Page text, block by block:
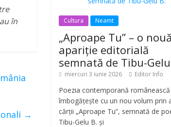
în
→
Cultura Neamt
„Aproape Tu” – o nouă
apariție editorială
semnată de Tibu-
miercuri 3 iunie 2026 Editor Info
Poezia contemporană românească
îmbogățește cu un nou volum prin
cărții „Aproape Tu”, semnată de
Tibu-Gelu B. și